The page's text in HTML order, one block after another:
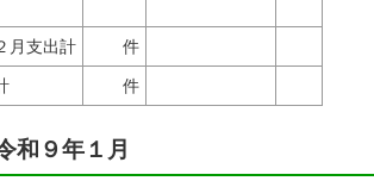
月支出計 件
件
和９年１月